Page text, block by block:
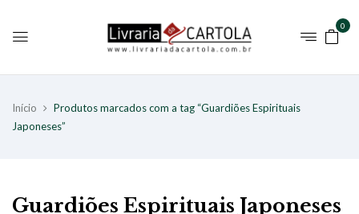
0
Início
Produtos marcados com a tag “Guardiões Espirituais
Japoneses”
Guardiões Espirituais Japoneses